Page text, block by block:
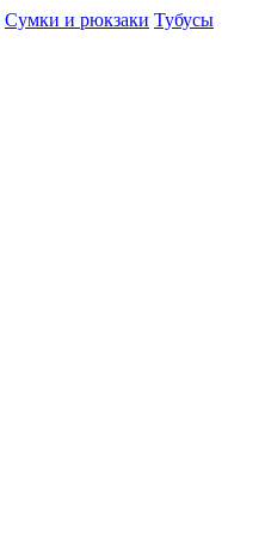
Сумки и рюкзаки Тубусы